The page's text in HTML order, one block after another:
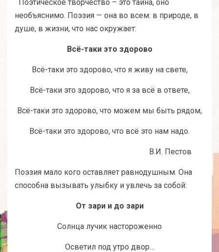
Поэтическое творчество – это тайна, оно
необъяснимо. Поэзия — она во всем: в природе, в
душе, в жизни, что нас окружает:
Всё-таки это здорово
Всё-таки это здорово, что я живу на свете,
Всё-таки это здорово, что я за всё в ответе,
Всё-таки это здорово, что можем мы быть рядом,
Всё-таки это здорово, что всё это нам надо.
В.И. Пестов
Поэзия мало кого оставляет равнодушным. Она
способна вызывать улыбку и увлечь за собой:
От зари и до зари
Солнца лучик настороженно
Осветил под утро двор…